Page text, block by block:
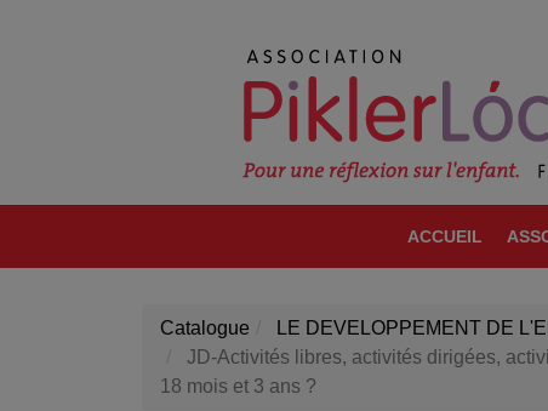
ACCUEIL
Catalogue LE DEVELOPPEMENT DE
JD-Activités libres, activités dirigées,
18 mois et 3 ans ?